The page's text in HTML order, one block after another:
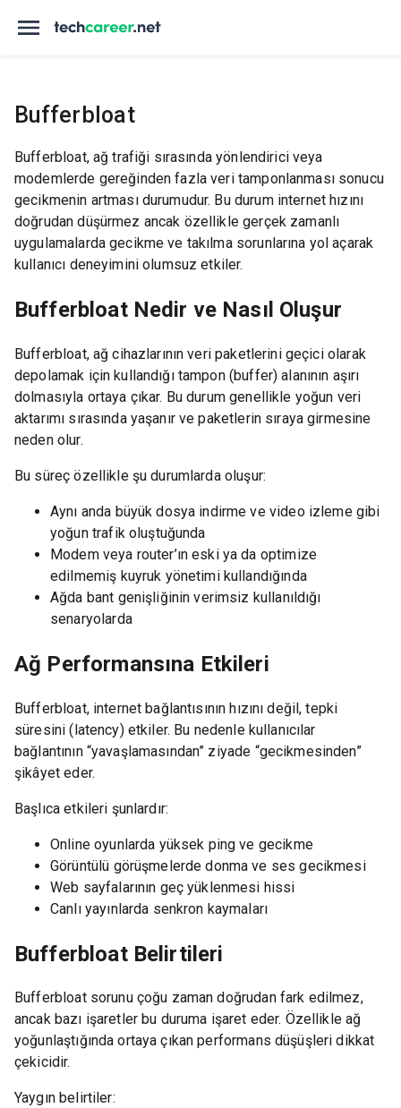
Bufferbloat
Bufferbloat, ağ trafiği sırasında yönlendirici veya
modemlerde gereğinden fazla veri tamponlanması sonucu
gecikmenin artması durumudur. Bu durum internet hızını
doğrudan düşürmez ancak özellikle gerçek zamanlı
uygulamalarda gecikme ve takılma sorunlarına yol açarak
kullanıcı deneyimini olumsuz etkiler.
Bufferbloat Nedir ve Nasıl Oluşur
Bufferbloat, ağ cihazlarının veri paketlerini geçici olarak
depolamak için kullandığı tampon (buffer) alanının aşırı
dolmasıyla ortaya çıkar. Bu durum genellikle yoğun veri
aktarımı sırasında yaşanır ve paketlerin sıraya girmesine
neden olur.
Bu süreç özellikle şu durumlarda oluşur:
Aynı anda büyük dosya indirme ve video izleme gibi
yoğun trafik oluştuğunda
Modem veya router’ın eski ya da optimize
edilmemiş kuyruk yönetimi kullandığında
Ağda bant genişliğinin verimsiz kullanıldığı
senaryolarda
Ağ Performansına Etkileri
Bufferbloat, internet bağlantısının hızını değil, tepki
süresini (latency) etkiler. Bu nedenle kullanıcılar
bağlantının “yavaşlamasından” ziyade “gecikmesinden”
şikâyet eder.
Başlıca etkileri şunlardır:
Online oyunlarda yüksek ping ve gecikme
Görüntülü görüşmelerde donma ve ses gecikmesi
Web sayfalarının geç yüklenmesi hissi
Canlı yayınlarda senkron kaymaları
Bufferbloat Belirtileri
Bufferbloat sorunu çoğu zaman doğrudan fark edilmez,
ancak bazı işaretler bu duruma işaret eder. Özellikle ağ
yoğunlaştığında ortaya çıkan performans düşüşleri dikkat
çekicidir.
Yaygın belirtiler: